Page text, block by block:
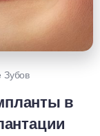
Зубов
в